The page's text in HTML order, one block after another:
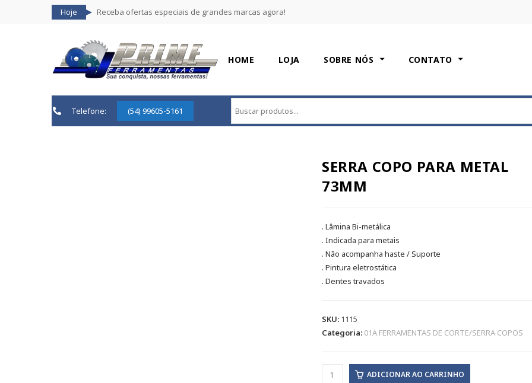
Hoje Receba ofertas especiais de grandes marcas agora!
HOME LOJA SOBRE NÓS CONTATO
Telefone: (54) 99605-5161
SERRA COPO PARA METAL
73MM
. Lâmina Bi-metálica
. Indicada para metais
. Não acompanha haste / Suporte
. Pintura eletrostática
. Dentes travados
SKU: 1115
Categoria: 01A FERRAMENTAS DE CORTE/SERRA COPOS
ADICIONAR AO CARRINHO